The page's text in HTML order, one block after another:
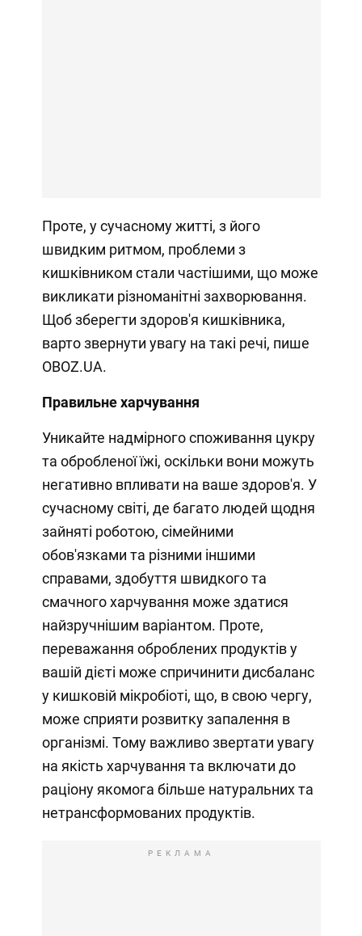
Проте, у сучасному житті, з його
швидким ритмом, проблеми з
кишківником стали частішими, що може
викликати різноманітні захворювання.
Щоб зберегти здоров'я кишківника,
варто звернути увагу на такі речі, пише
OBOZ.UA.
Правильне харчування
Уникайте надмірного споживання цукру
та обробленої їжі, оскільки вони можуть
негативно впливати на ваше здоров'я. У
сучасному світі, де багато людей щодня
зайняті роботою, сімейними
обов'язками та різними іншими
справами, здобуття швидкого та
смачного харчування може здатися
найзручнішим варіантом. Проте,
переважання оброблених продуктів у
вашій дієті може спричинити дисбаланс
у кишковій мікробіоті, що, в свою чергу,
може сприяти розвитку запалення в
організмі. Тому важливо звертати увагу
на якість харчування та включати до
раціону якомога більше натуральних та
нетрансформованих продуктів.
РЕКЛАМА